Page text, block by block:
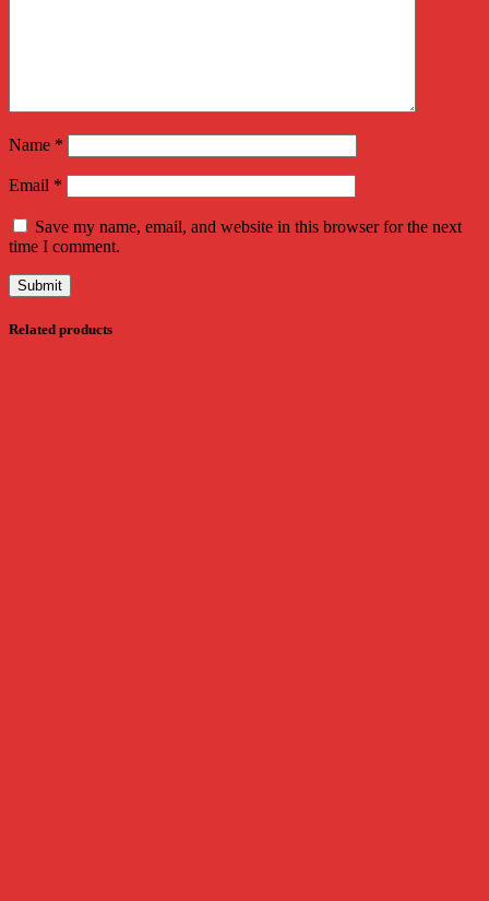
Name *
Email *
Save my name, email, and website in this browser for the next
time I comment.
Related products